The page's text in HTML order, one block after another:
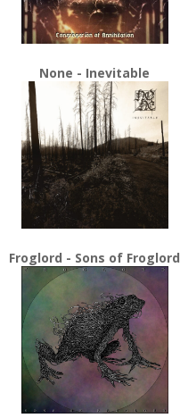
None - Inevitable
Froglord - Sons of Froglord